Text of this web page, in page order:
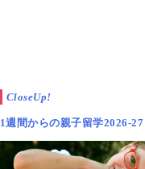
CloseUp!
1週間からの親子留学2026-27